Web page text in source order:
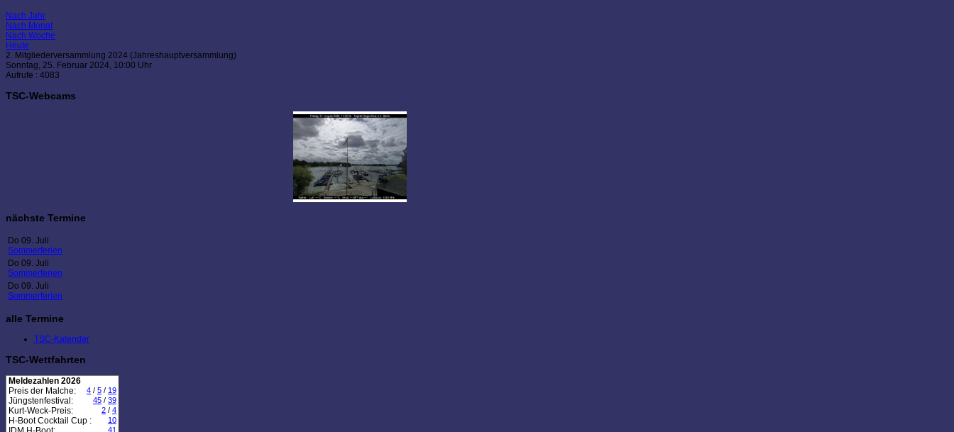
Nach Jahr
Nach Monat
Nach Woche
Heute
2. Mitgliederversammlung 2024 (Jahreshauptversammlung)
Sonntag, 25. Februar 2024, 10:00 Uhr
Aufrufe : 4083
TSC-Webcams
nächste Termine
Do 09. Juli
Sommerferien
Do 09. Juli
Sommerferien
Do 09. Juli
Sommerferien
alle Termine
TSC-Kalender
TSC-Wettfahrten
Meldezahlen 2026
Preis der Malche:
4 / 5 / 19
Jüngstenfestival: 45 / 39
Kurt-Weck-Preis: 2 / 4
H-Boot Cocktail Cup : 10
41